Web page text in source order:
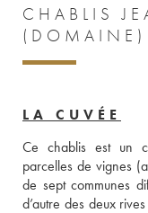
CHABLIS
LA CUVÉE
Ce chablis est un
parcelles de vignes
de sept communes
d’autre des deux